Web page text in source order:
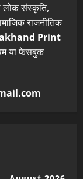
लोक संस्कृति,
राजनीतिक
Print
या फेसबुक